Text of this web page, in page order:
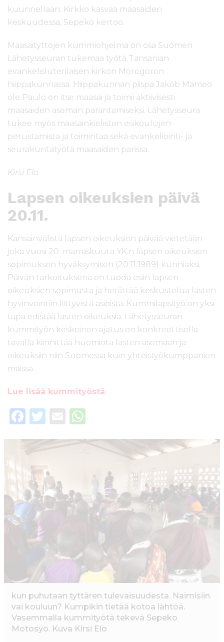
kuunnellaan. Kirkko kasvaa maasaiden
keskuudessa, Sepeko kertoo.
Maasaityttöjen kummiohjelma on osa Suomen
Lähetysseuran tukemaa työtä Tansanian
evankelisluterilaisen kirkon Morogoron
hiippakunnassa. Hiippakunnan piispa Jakob Mameo
ole Paulo on itse maasai ja toimii aktiivisesti
maasaiden aseman parantamiseksi. Lähetysseura
tukee myös maasainkielisten esikoulujen
perustamista ja toimintaa sekä evankeliointi- ja
seurakuntatyötä maasaiden parissa.
Kirsi Elo
Lapsen oikeuksien päivä
20.11.
Kansainvälistä lapsen oikeuksien päivää vietetään
joka vuosi 20. marraskuuta YK:n lapsen oikeuksien
sopimuksen hyväksymisen (20.11.1989) kunniaksi.
Päivän tarkoituksena on tuoda esiin lapsen
oikeuksien sopimusta ja herättää keskustelua lasten
hyvinvointiin liittyvistä asioista. Kummilapsityö on yksi
tapa edistää lasten oikeuksia. Lähetysseuran
kummityön keskeinen ajatus on konkreettisella
tavalla kiinnittää huomiota lasten asemaan ja
oikeuksiin niin Suomessa kuin yhteistyökumppanien
maissa.
Lue lisää kummityöstä
F
e
b
o
o
T
it
r
E
ai a
A
p
p
kun puhutaan tyttären tulevaisuudesta. Naimisiin
vai kouluun? Kumpikin tietää kotoa lähtöä.
Vasemmalla kummityötä tekevä Sepeko
Motosyo. Kuva Kirsi Elo